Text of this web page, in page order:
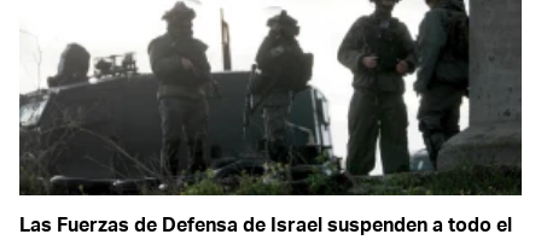
Las Fuerzas de Defensa de Israel suspenden a todo el